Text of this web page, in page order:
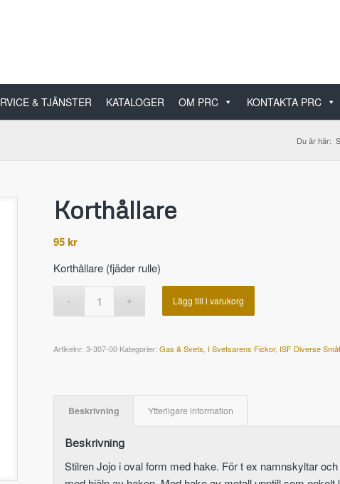
& TJÄNSTER KATALOGER OM PRC KONTAKTA PRC
Du är här:
Korthållare
95kr
Korthållare (fjäder rulle)
Lägg till i varukorg
Artikelnr:3-307-00 Kategorier:Gas & Svets I Svetsarens Fickor, ISF Diverse
Beskrivning Ytterligare information
Beskrivning
Stilren Jojo i oval form med hake. För t ex namnskyltar